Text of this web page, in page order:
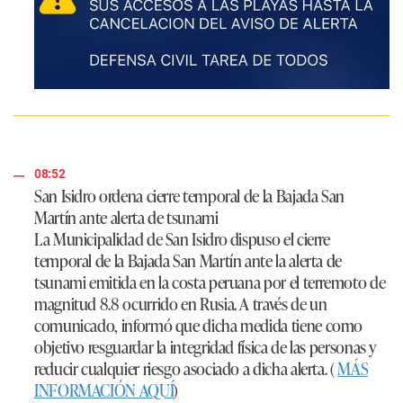
08:52
San Isidro ordena cierre temporal de la Bajada San
Martín ante alerta de tsunami
La Municipalidad de San Isidro dispuso el cierre
temporal de la Bajada San Martín ante la alerta de
tsunami emitida en la costa peruana por el terremoto de
magnitud 8.8 ocurrido en Rusia. A través de un
comunicado, informó que dicha medida tiene como
objetivo resguardar la integridad física de las personas y
reducir cualquier riesgo asociado a dicha alerta. (MÁS
INFORMACIÓN AQUÍ)